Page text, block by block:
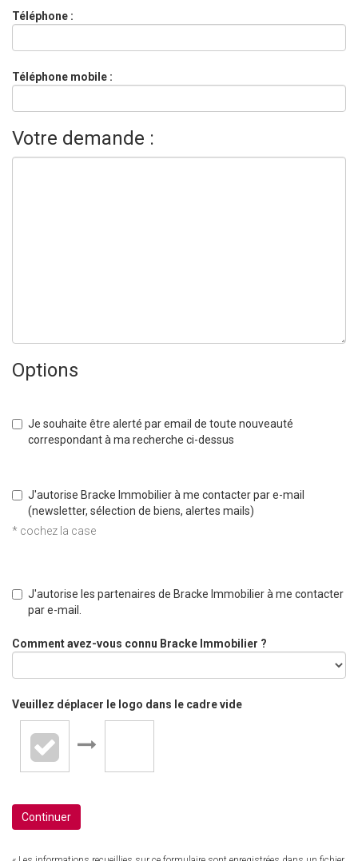
Téléphone :
Téléphone mobile :
Votre demande :
Options
Je souhaite être alerté par email de toute nouveauté
correspondant à ma recherche ci-dessus
J'autorise Bracke Immobilier à me contacter par e-mail
(newsletter, sélection de biens, alertes mails)
* cochez la case
J'autorise les partenaires de Bracke Immobilier à me contacter
par e-mail.
Comment avez-vous connu Bracke Immobilier ?
Veuillez déplacer le logo dans le cadre vide
Continuer